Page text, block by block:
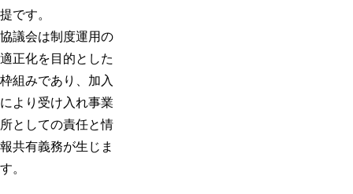
提です。
協議会は制度運用の
適正化を目的とした
枠組みであり、加入
により受け入れ事業
所としての責任と情
報共有義務が生じま
す。